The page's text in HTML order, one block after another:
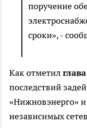
поручение
сроки», -
Как отметил
последствий
«Нижновэнерго»
независимых